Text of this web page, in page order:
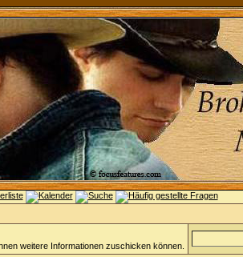
weitere Informationen zuschicken können.